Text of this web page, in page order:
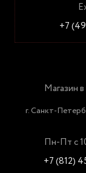
+7
Магазин
г. Санкт-
Пн-Пт с
+7 (812)